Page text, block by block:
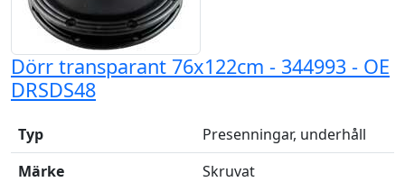
Dörr transparant 76x122cm - 344993 - OE
DRSDS48
Typ
Presenningar, underhåll
Märke
Skruvat